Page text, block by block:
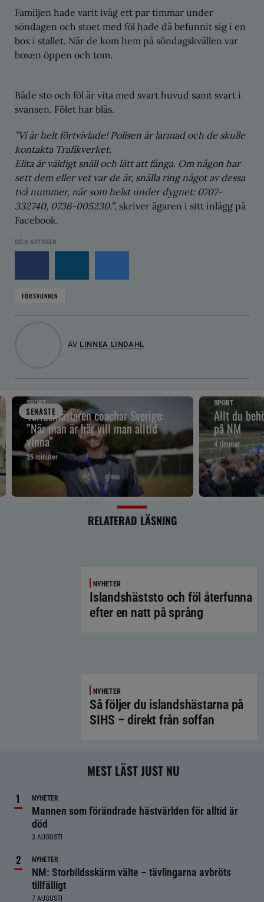
Familjen hade varit iväg ett par timmar under
söndagen och stoet med föl hade då befunnit sig i en
box i stallet. När de kom hem på söndagskvällen var
boxen öppen och tom.
Både sto och föl är vita med svart huvud samt svart i
svansen. Fölet har bläs.
”Vi är helt förtvivlade! Polisen är larmad och de skulle
kontakta Trafikverket.
Elita är väldigt snäll och lätt att fånga. Om någon har
sett dem eller vet var de är, snälla ring något av dessa
två nummer, när som helst under dygnet: 0707-
332740, 0736-005230.”, skriver ägaren i sitt inlägg på
Facebook.
DELA ARTIKELN
FÖRSVUNNEN
AV LINNEA LINDAHL
SENASTE
SPORT
Världsmästaren coachar Sverige:
”När man är här vill man alltid
vinna”
25 minuter
SPORT
Allt du
på NM
4 timmar
RELATERAD LÄSNING
NYHETER
Islandshäststo och föl återfunna
efter en natt på språng
NYHETER
Så följer du islandshästarna på
SIHS – direkt från soffan
MEST LÄST JUST NU
NYHETER
Mannen som förändrade hästvärlden för alltid är
död
3 AUGUSTI
NYHETER
NM: Storbildsskärm välte – tävlingarna avbröts
tillfälligt
7 AUGUSTI